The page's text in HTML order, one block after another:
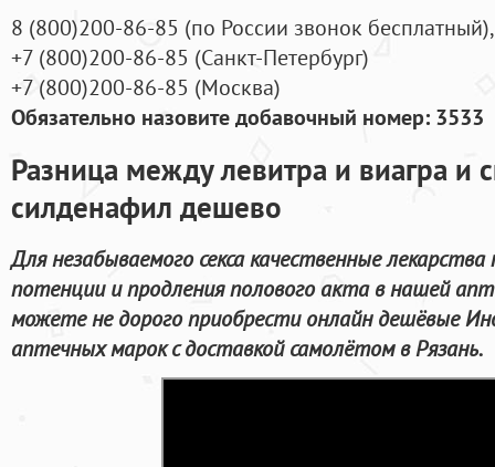
8 (800)200-86-85 (по России звонок бесплатный),
+7 (800)200-86-85 (Санкт-Петербург)
+7 (800)200-86-85 (Москва)
Обязательно назовите добавочный номер: 3533
Разница между левитра и виагра и
силденафил дешево
Для незабываемого секса качественные
потенции и продления полового акта в нашей
можете не дорого приобрести онлайн дешёвые
аптечных марок с доставкой самолётом в Рязань.